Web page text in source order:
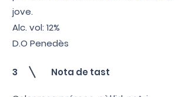
jove.
Alc. vol: 12%
D.O Penedès
3 Nota de tast